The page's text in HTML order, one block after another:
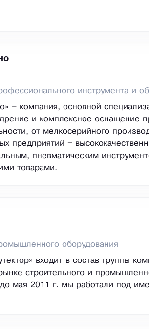
инструмента и
– компания, основной
и комплексное оснащение
от мелкосерийного
предприятий –
пневматическим
товарами.
оборудования
входит в состав группы
строительного и
мая 2011 г. мы работали под